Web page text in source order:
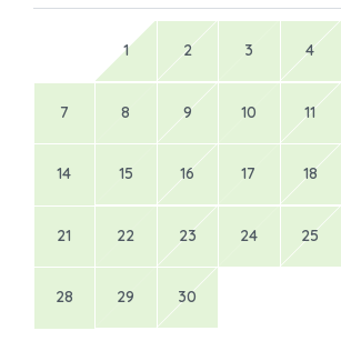
1 2 3 4
7 8 9 10 11
14 15 16 17 18
21 22 23 24 25
28 29 30